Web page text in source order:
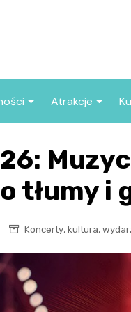
wpisy
Atrakcje
we Wrocławiu
Co warto
Wrocławiu?
tłumy i
Koncerty, kultura,